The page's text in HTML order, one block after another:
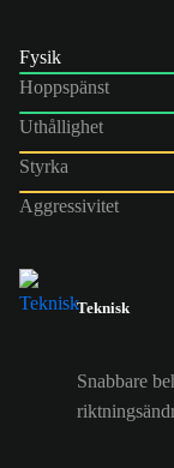
Fysik
Hoppspänst
Uthållighet
Styrka
Aggressivitet
Teknisk
Snabbare